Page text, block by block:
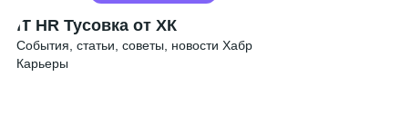
IT HR Тусовка от ХК
События, статьи, советы, новости Хабр
Карьеры